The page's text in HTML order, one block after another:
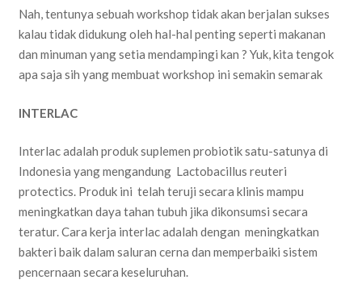
Nah, tentunya sebuah workshop tidak akan berjalan sukses
kalau tidak didukung oleh hal-hal penting seperti makanan
dan minuman yang setia mendampingi kan ? Yuk, kita tengok
apa saja sih yang membuat workshop ini semakin semarak
INTERLAC
Interlac adalah produk suplemen probiotik satu-satunya di
Indonesia yang mengandung Lactobacillus reuteri
protectics. Produk ini telah teruji secara klinis mampu
meningkatkan daya tahan tubuh jika dikonsumsi secara
teratur. Cara kerja interlac adalah dengan meningkatkan
bakteri baik dalam saluran cerna dan memperbaiki sistem
pencernaan secara keseluruhan.